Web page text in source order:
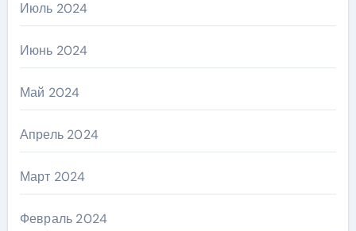
Июль 2024
Июнь 2024
Май 2024
Апрель 2024
Март 2024
Февраль 2024